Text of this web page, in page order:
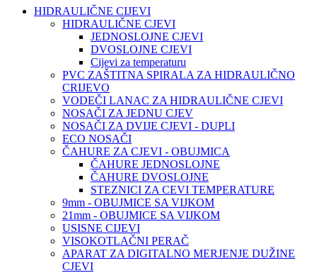
HIDRAULIČNE CIJEVI
HIDRAULIČNE CJEVI
JEDNOSLOJNE CJEVI
DVOSLOJNE CJEVI
Cijevi za temperaturu
PVC ZAŠTITNA SPIRALA ZA HIDRAULIČNO
CRIJEVO
VODEČI LANAC ZA HIDRAULIČNE CJEVI
NOSAČI ZA JEDNU CJEV
NOSAČI ZA DVIJE CJEVI - DUPLI
ECO NOSAČI
ČAHURE ZA CJEVI - OBUJMICA
ČAHURE JEDNOSLOJNE
ČAHURE DVOSLOJNE
STEZNICI ZA CEVI TEMPERATURE
9mm - OBUJMICE SA VIJKOM
21mm - OBUJMICE SA VIJKOM
USISNE CIJEVI
VISOKOTLAČNI PERAČ
APARAT ZA DIGITALNO MERJENJE DUŽINE
CJEVI